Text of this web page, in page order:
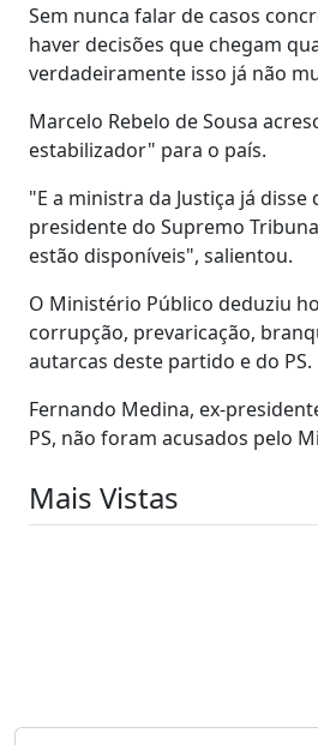
Sem nunca falar de casos
haver decisões que chegam
verdadeiramente isso já não
Marcelo Rebelo de Sousa
estabilizador" para o país.
"E a ministra da Justiça já
presidente do Supremo
estão disponíveis", salientou.
O Ministério Público deduziu
corrupção, prevaricação,
autarcas deste partido e do PS.
Fernando Medina, ex-
PS, não foram acusados pelo
Mais Vistas